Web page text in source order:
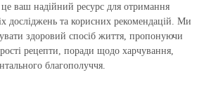
ваш надійний ресурс для отримання
досліджень та корисних рекомендацій. Ми
здоровий спосіб життя, пропонуючи
рецепти, поради щодо харчування,
благополуччя.